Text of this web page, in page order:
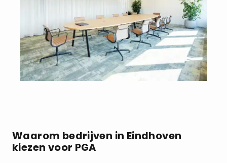
Waarom bedrijven in Eindhoven
kiezen voor PGA